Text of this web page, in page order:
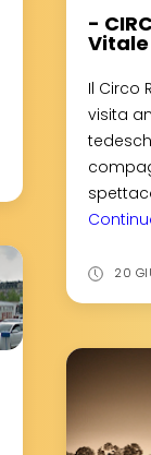
-
Il Circo
visita
20